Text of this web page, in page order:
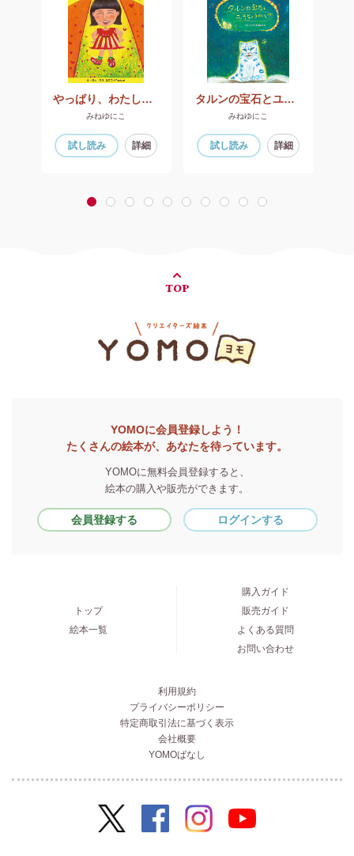
やっぱり、わたしのくつがいい
みねゆにこ
試し読み 詳細
タルンの宝石とユキヒョウのハク
みねゆにこ
試し読み 詳細
1 2 3 4 5 6 7 8 9 10
TOP
YOMOに会員登録しよう！
たくさんの絵本が、あなたを待っています。
YOMOに無料会員登録すると、
絵本の購入や販売ができます。
会員登録する ログインする
トップ
絵本一覧
購入ガイド
販売ガイド
よくある質問
お問い合わせ
利用規約
プライバシーポリシー
特定商取引法に基づく表示
会社概要
YOMOばなし